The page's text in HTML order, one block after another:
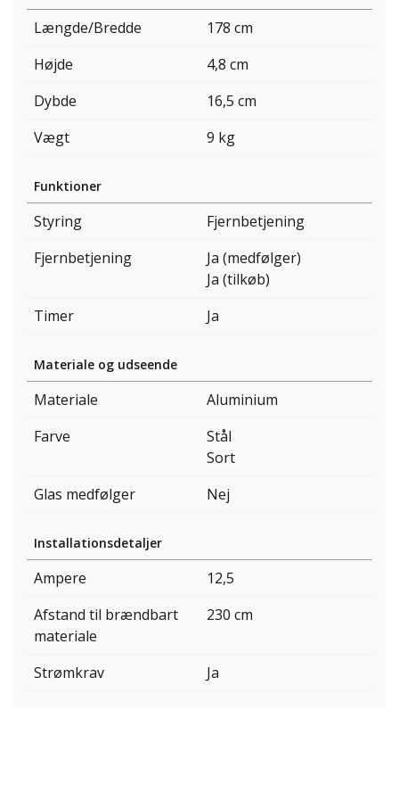
Længde/Bredde
178 cm
Højde
4,8 cm
Dybde
16,5 cm
Vægt
9 kg
Funktioner
Styring
Fjernbetjening
Fjernbetjening
Ja (medfølger)
Ja (tilkøb)
Timer
Ja
Materiale og udseende
Materiale
Aluminium
Farve
Stål
Sort
Glas medfølger
Nej
Installationsdetaljer
Ampere
12,5
Afstand til brændbart
materiale
230 cm
Strømkrav Ja